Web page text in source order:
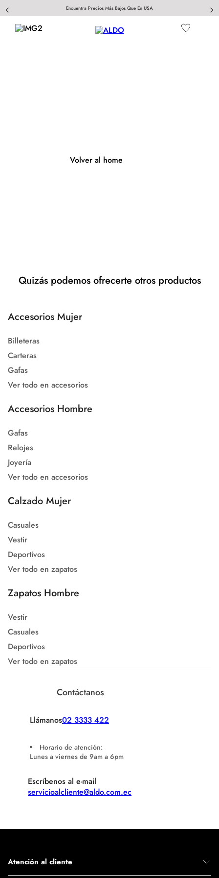
Encuentra Precios Más Bajos Que En USA
Volver al home
Quizás podemos ofrecerte otros productos
Accesorios Mujer
Billeteras
Carteras
Gafas
Ver todo en accesorios
Accesorios Hombre
Gafas
Relojes
Joyería
Ver todo en accesorios
Calzado Mujer
Casuales
Vestir
Deportivos
Ver todo en zapatos
Zapatos Hombre
Vestir
Casuales
Deportivos
Ver todo en zapatos
Contáctanos
Llámanos02 3333 422
Horario de atención:
Lunes a viernes de 9am a 6pm
Escríbenos al e-mail
servicioalcliente@aldo.com.ec
Atención al cliente